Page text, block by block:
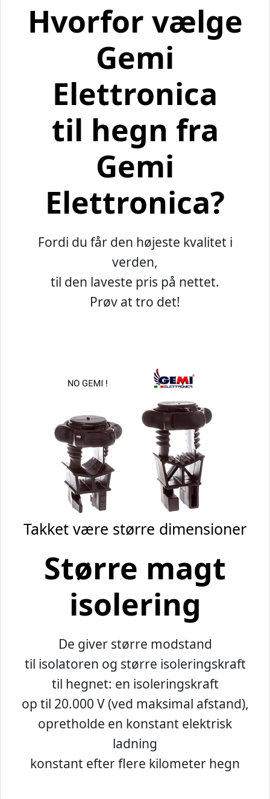
Hvorfor vælge
Gemi
Elettronica
til hegn fra
Gemi
Elettronica?
Fordi du får den højeste kvalitet i
verden,
til den laveste pris på nettet.
Prøv at tro det!
Takket være større dimensioner
Større magt
isolering
De giver større modstand
til isolatoren og større isoleringskraft
til hegnet: en isoleringskraft
op til 20.000 V (ved maksimal afstand),
opretholde en konstant elektrisk
ladning
konstant efter flere kilometer hegn